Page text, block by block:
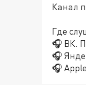
Канал
Где
🎧 ВК.
🎧
🎧